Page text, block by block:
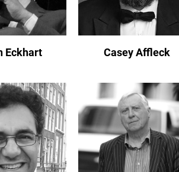
Eckhart Casey Affleck